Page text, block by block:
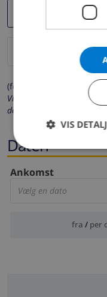
(felter markeret med * er
Vi beskytter dit privatliv.
delt med andre.
Daten
Ankomst
Vælg en dato
fra / per
VIS